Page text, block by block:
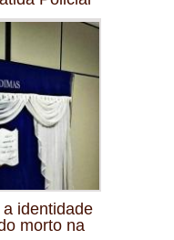
identidade
morto na